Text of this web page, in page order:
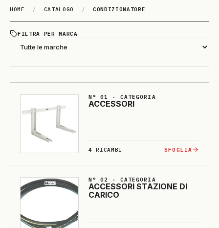
HOME / CATALOGO / CONDIZIONATORE
CONDI­ZIO­NA­TO­RE
FILTRA PER MARCA
N° 01 · CATEGORIA
ACCESSO­RI
4 RICAMBI SFOGLIA
N° 02 · CATEGORIA
ACCESSO­RI STA­ZIO­NE DI
CA­RI­CO